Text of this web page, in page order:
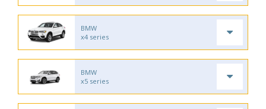
BMW
x4 series
BMW
x5 series